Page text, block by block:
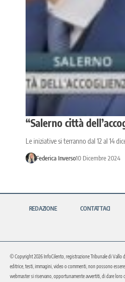
“Salerno città
Le iniziative si terranno dal 12 al 14
Federica Inverso10 Dicembre 2024
REDAZIONE CONTATTACI
© Copyright 2026 InfoCilento, registrazione Tribunale di Vallo
editrice, testi, immagini, video o commenti, non possono
webmaster si riservano, opportunamente avvertiti, di dare